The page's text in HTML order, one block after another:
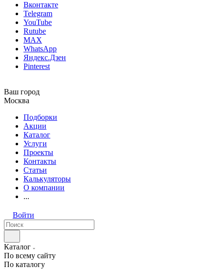
Вконтакте
Telegram
YouTube
Rutube
MAX
WhatsApp
Яндекс.Дзен
Pinterest
Ваш город
Москва
Подборки
Акции
Каталог
Услуги
Проекты
Контакты
Статьи
Калькуляторы
О компании
...
Войти
Каталог
По всему сайту
По каталогу